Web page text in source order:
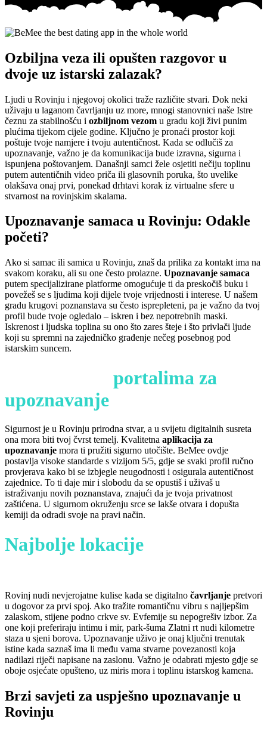
Ozbiljna veza ili opušten razgovor u
dvoje uz istarski zalazak?
Ljudi u Rovinju i njegovoj okolici traže različite stvari. Dok neki
uživaju u laganom čavrljanju uz more, mnogi stanovnici naše Istre
čeznu za stabilnošću i ozbiljnom vezom u gradu koji živi punim
plućima tijekom cijele godine. Ključno je pronaći prostor koji
poštuje tvoje namjere i tvoju autentičnost. Kada se odlučiš za
upoznavanje, važno je da komunikacija bude izravna, sigurna i
ispunjena poštovanjem. Današnji samci žele osjetiti nečiju toplinu
putem autentičnih video priča ili glasovnih poruka, što uvelike
olakšava onaj prvi, ponekad drhtavi korak iz virtualne sfere u
stvarnost na rovinjskim skalama.
Upoznavanje samaca u Rovinju: Odakle
početi?
Ako si samac ili samica u Rovinju, znaš da prilika za kontakt ima na
svakom koraku, ali su one često prolazne. Upoznavanje samaca
putem specijalizirane platforme omogućuje ti da preskočiš buku i
povežeš se s ljudima koji dijele tvoje vrijednosti i interese. U našem
gradu krugovi poznanstava su često isprepleteni, pa je važno da tvoj
profil bude tvoje ogledalo – iskren i bez nepotrebnih maski.
Iskrenost i ljudska toplina su ono što zares šteje i što privlači ljude
koji su spremni na zajedničko građenje nečeg posebnog pod
istarskim suncem.
portalima za
upoznavanje
Sigurnost je u Rovinju prirodna stvar, a u svijetu digitalnih susreta
ona mora biti tvoj čvrst temelj. Kvalitetna aplikacija za
upoznavanje mora ti pružiti sigurno utočište. BeMee ovdje
postavlja visoke standarde s vizijom 5/5, gdje se svaki profil ručno
provjerava kako bi se izbjegle neugodnosti i osigurala autentičnost
zajednice. To ti daje mir i slobodu da se opustiš i uživaš u
istraživanju novih poznanstava, znajući da je tvoja privatnost
zaštićena. U sigurnom okruženju srce se lakše otvara i dopušta
kemiji da odradi svoje na pravi način.
Najbolje lokacije
Rovinj nudi nevjerojatne kulise kada se digitalno čavrljanje pretvori
u dogovor za prvi spoj. Ako tražite romantičnu vibru s najljepšim
zalaskom, stijene podno crkve sv. Evfemije su nepogrešiv izbor. Za
one koji preferiraju intimu i mir, park-šuma Zlatni rt nudi kilometre
staza u sjeni borova. Upoznavanje uživo je onaj ključni trenutak
istine kada saznaš ima li među vama stvarne povezanosti koja
nadilazi riječi napisane na zaslonu. Važno je odabrati mjesto gdje se
oboje osjećate opušteno, uz miris mora i toplinu istarskog kamena.
Brzi savjeti za uspješno upoznavanje u
Rovinju